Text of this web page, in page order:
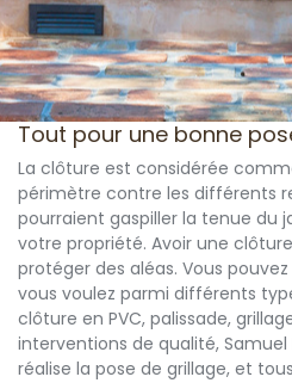
Tout pour une bonne
La clôture est considérée
périmètre contre les différents
pourraient gaspiller la tenue du
votre propriété. Avoir une
protéger des aléas. Vous
vous voulez parmi différents
clôture en PVC, palissade,
interventions de qualité, Samuel
réalise la pose de grillage, et